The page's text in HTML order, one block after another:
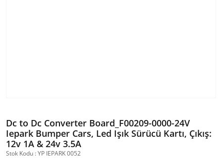
Dc to Dc Converter Board_F00209-0000-24V
Iepark Bumper Cars, Led Işık Sürücü Kartı, Çıkış:
12v 1A & 24v 3.5A
Stok Kodu : YP IEPARK 0052